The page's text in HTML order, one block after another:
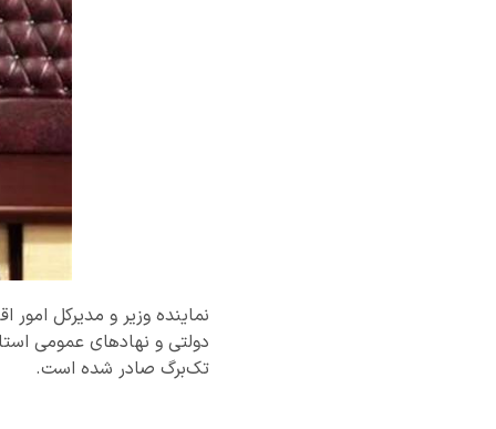
تک‌برگ صادر شده است.